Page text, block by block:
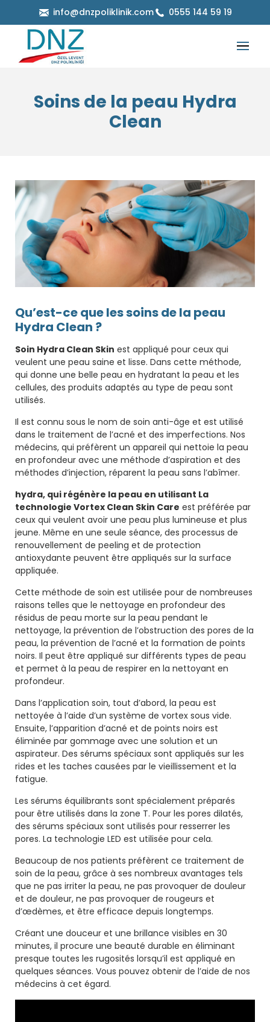
info@dnzpoliklinik.com 0555 144 59 19
Soins de la peau Hydra
Clean
Qu’est-ce que les soins de la peau
Hydra Clean ?
Soin Hydra Clean Skin est appliqué pour ceux qui
veulent une peau saine et lisse. Dans cette méthode,
qui donne une belle peau en hydratant la peau et les
cellules, des produits adaptés au type de peau sont
utilisés.
Il est connu sous le nom de soin anti-âge et est utilisé
dans le traitement de l’acné et des imperfections. Nos
médecins, qui préfèrent un appareil qui nettoie la peau
en profondeur avec une méthode d’aspiration et des
méthodes d’injection, réparent la peau sans l’abîmer.
hydra, qui régénère la peau en utilisant La
technologie Vortex Clean Skin Care est préférée par
ceux qui veulent avoir une peau plus lumineuse et plus
jeune. Même en une seule séance, des processus de
renouvellement de peeling et de protection
antioxydante peuvent être appliqués sur la surface
appliquée.
Cette méthode de soin est utilisée pour de nombreuses
raisons telles que le nettoyage en profondeur des
résidus de peau morte sur la peau pendant le
nettoyage, la prévention de l’obstruction des pores de la
peau, la prévention de l’acné et la formation de points
noirs. Il peut être appliqué sur différents types de peau
et permet à la peau de respirer en la nettoyant en
profondeur.
Dans l’application soin, tout d’abord, la peau est
nettoyée à l’aide d’un système de vortex sous vide.
Ensuite, l’apparition d’acné et de points noirs est
éliminée par gommage avec une solution et un
aspirateur. Des sérums spéciaux sont appliqués sur les
rides et les taches causées par le vieillissement et la
fatigue.
Les sérums équilibrants sont spécialement préparés
pour être utilisés dans la zone T. Pour les pores dilatés,
des sérums spéciaux sont utilisés pour resserrer les
pores. La technologie LED est utilisée pour cela.
Beaucoup de nos patients préfèrent ce traitement de
soin de la peau, grâce à ses nombreux avantages tels
que ne pas irriter la peau, ne pas provoquer de douleur
et de douleur, ne pas provoquer de rougeurs et
d’œdèmes, et être efficace depuis longtemps.
Créant une douceur et une brillance visibles en 30
minutes, il procure une beauté durable en éliminant
presque toutes les rugosités lorsqu’il est appliqué en
quelques séances. Vous pouvez obtenir de l’aide de nos
médecins à cet égard.